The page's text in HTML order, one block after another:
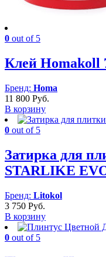
0 out of 5
Клей Homakoll
Бренд: Homa
11 800 Руб.
В корзину
0 out of 5
Затирка для
STARLIKE
Бренд: Litokol
3 750 Руб.
В корзину
0 out of 5